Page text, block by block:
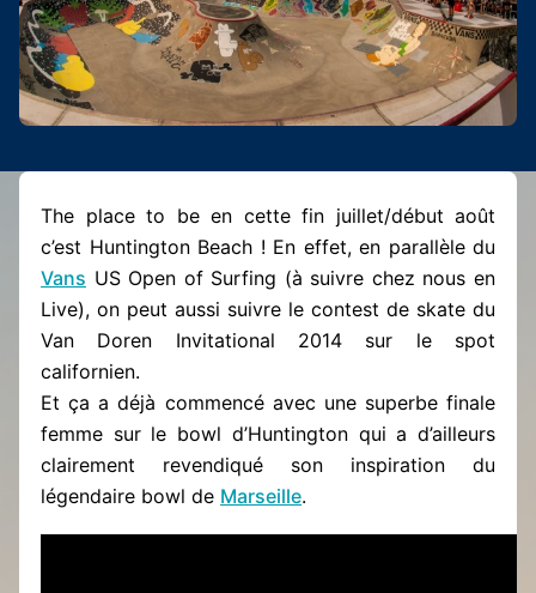
The place to be en cette fin juillet/début août
c’est Huntington Beach ! En effet, en parallèle du
Vans US Open of Surfing (à suivre chez nous en
Live), on peut aussi suivre le contest de skate du
Van Doren Invitational 2014 sur le spot
californien.
Et ça a déjà commencé avec une superbe finale
femme sur le bowl d’Huntington qui a d’ailleurs
clairement revendiqué son inspiration du
légendaire bowl de Marseille.